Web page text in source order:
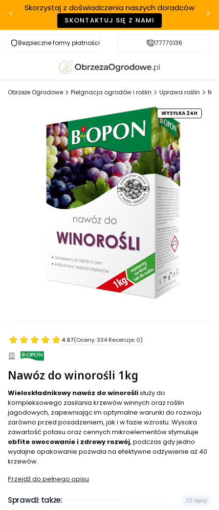
Skorzystaj z doświadczenia naszych doradców
SKONTAKTUJ SIĘ Z NAMI
Bezpieczne formy płatności Szybka realizacja
177770136
Obrzeże Ogrodowe Pielgnacja ogrodów i roślin Uprawa roślin
WYSYŁKA 24H
4.67(Oceny: 334 Recenzje: 0)
Nawóz do winorośli 1kg
Wieloskładnikowy nawóz do winoroślisłuży do
kompleksowego zasilania krzewów winnych oraz roślin
jagodowych, zapewniając im optymalne warunki do rozwoju
zarówno przed posadzeniem, jak i w fazie wzrostu. Wysoka
zawartość potasu oraz cennych mikroelementów stymuluje
obfite owocowanie i zdrowy rozwój, podczas gdy jedno
wydajne opakowanie pozwala na efektywne odżywienie aż 40
krzewów.
Przejdź do pełnego opisu
Sprawdź także: 22 opcji